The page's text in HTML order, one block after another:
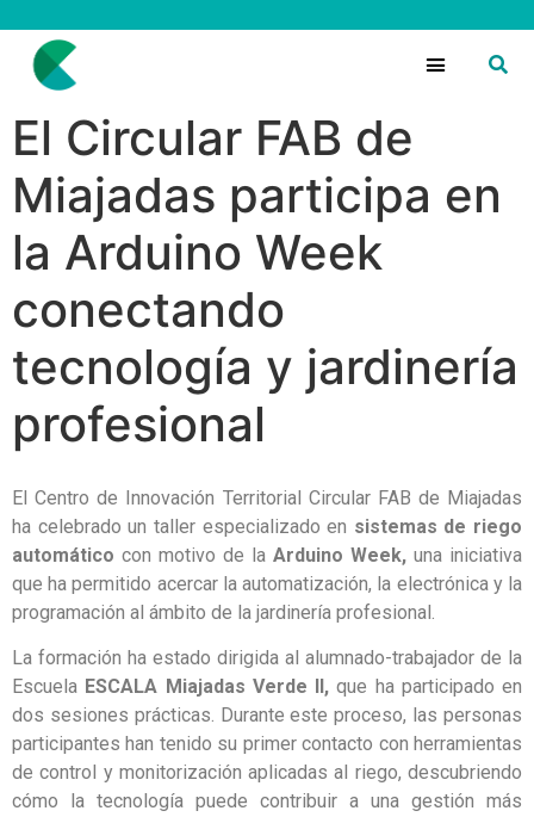
El Circular FAB de
Miajadas participa en
la Arduino Week
conectando
tecnología y jardinería
profesional
El Centro de Innovación Territorial Circular FAB de Miajadas
ha celebrado un taller especializado en sistemas de riego
automático con motivo de la Arduino Week, una iniciativa
que ha permitido acercar la automatización, la electrónica y la
programación al ámbito de la jardinería profesional.
La formación ha estado dirigida al alumnado-trabajador de la
Escuela ESCALA Miajadas Verde II,que ha participado en
dos sesiones prácticas. Durante este proceso, las personas
participantes han tenido su primer contacto con herramientas
de control y monitorización aplicadas al riego, descubriendo
cómo la tecnología puede contribuir a una gestión más